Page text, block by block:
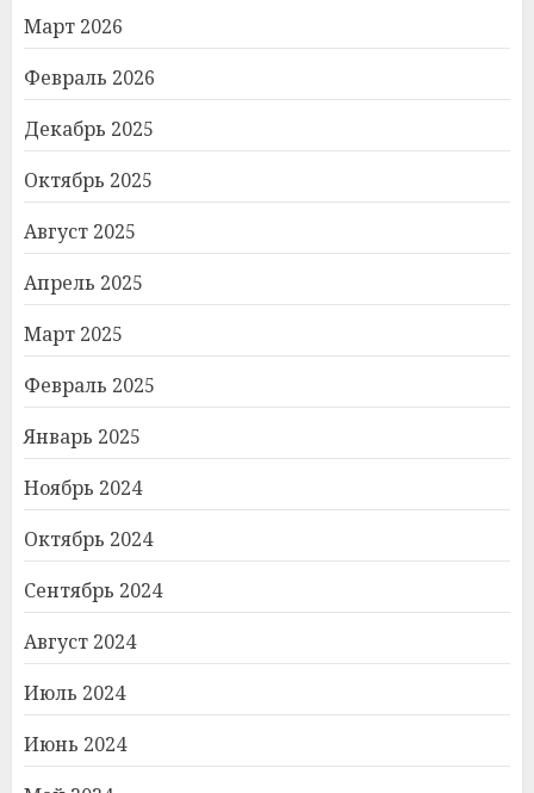
Март 2026
Февраль 2026
Декабрь 2025
Октябрь 2025
Август 2025
Апрель 2025
Март 2025
Февраль 2025
Январь 2025
Ноябрь 2024
Октябрь 2024
Сентябрь 2024
Август 2024
Июль 2024
Июнь 2024